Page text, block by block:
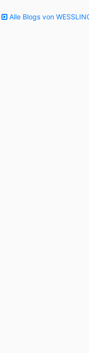
Alle Blogs von